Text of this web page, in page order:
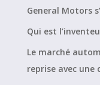
General Motors
Qui est
Le marché
reprise avec une